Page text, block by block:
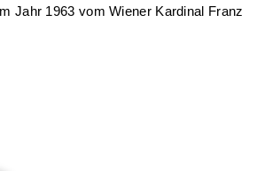
Jahr 1963 vom Wiener Kardinal Franz